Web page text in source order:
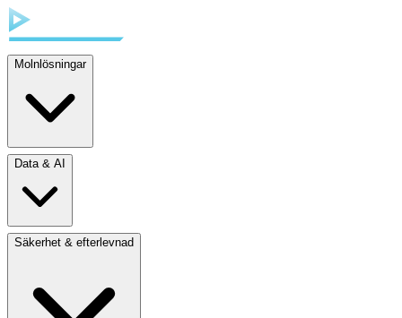
Molnlösningar
Data & AI
Säkerhet & efterlevnad